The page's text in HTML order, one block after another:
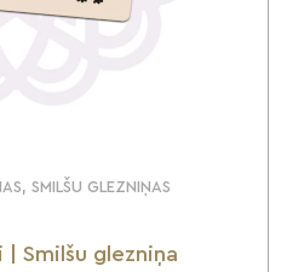
SMILŠU GLEZNIŅAS
| Smilšu glezniņa